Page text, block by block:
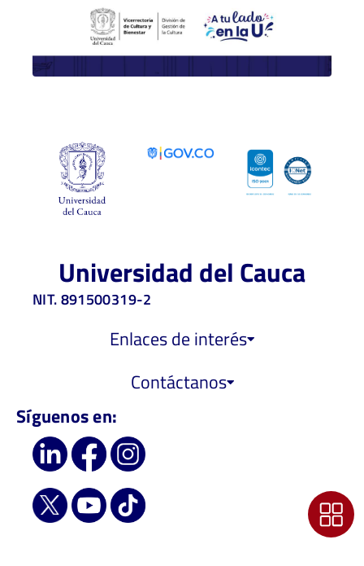
Universidad del Cauca
NIT. 891500319-2
Enlaces de interés
Contáctanos
Síguenos en: